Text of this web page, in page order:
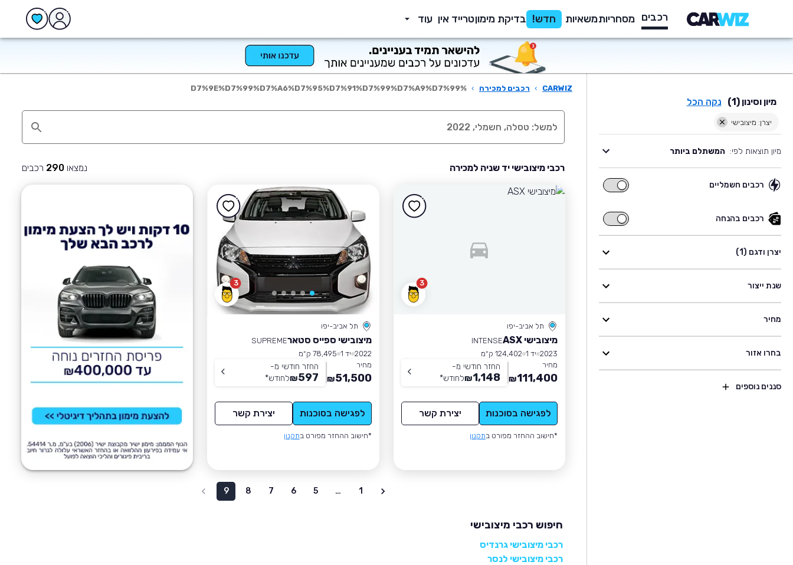
רכבים מסחריותמשאיות חדש! בדיקת מימוןטרייד אין עוד
מיון וסינון (1) נקה הכל
יצרן: מיצובישי
מיון תוצאות לפי: המשתלם ביותר
רכבים חשמליים
רכבים
רכבים בהנחה
רכבים
בהנחה
יצרן ודגם (1)
שנת ייצור
מחיר
בחרו אזור
סננים נוספים
CARWIZ
› רכבים למכירה ›
%D7%9E%D7%99%D7%A6%D7%95%D7%91%D7%99%D7%A9%D7%99
רכבי מיצובישי יד שניה למכירה נמצאו 290 רכבים
3
תל אביב-יפו
מיצובישי ASX
INTENSE
2023 יד 1
124,402 ק״מ
מחיר
111,400
₪
החזר חודשי מ-
1,148
₪לחודש*
לפגישה בסוכנות יצירת קשר
*חישוב ההחזר מפורט בתקנון
3
תל אביב-יפו
מיצובישי ספייס סטארSUPREME
2022 יד 1
78,495 ק״מ
מחיר
51,500
₪
החזר חודשי מ-
597
₪לחודש*
לפגישה בסוכנות יצירת קשר
*חישוב ההחזר מפורט בתקנון
1
…
5
6
7
8
9
חיפוש רכבי מיצובישי
רכבי מיצובישי גרנדיס
רכבי מיצובישי לנסר